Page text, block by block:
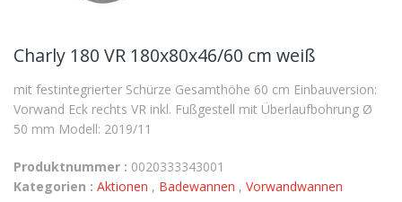
Charly 180 VR 180x80x46/60 cm weiß
mit festintegrierter Schürze Gesamthöhe 60 cm Einbauversion:
Vorwand Eck rechts VR inkl. Fußgestell mit Überlaufbohrung Ø
50 mm Modell: 2019/11
Produktnummer : 0020333343001
Kategorien : Aktionen , Badewannen , Vorwandwannen